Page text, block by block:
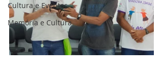
Cultura e Eventos
Memória e Cultura